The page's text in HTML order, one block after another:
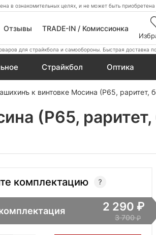
в ознакомительных целях, и не может быть
Отзывы TRADE-IN / Комиссионка
для страйкбола и самообороны. Быстрая доставка
Страйкбол Оптика
к винтовке Мосина (Р65, раритет,
(Р65,
комплектацию
2 290
3 700